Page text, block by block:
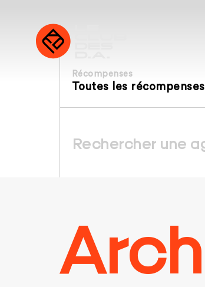
Récompenses
Toutes les récompenses